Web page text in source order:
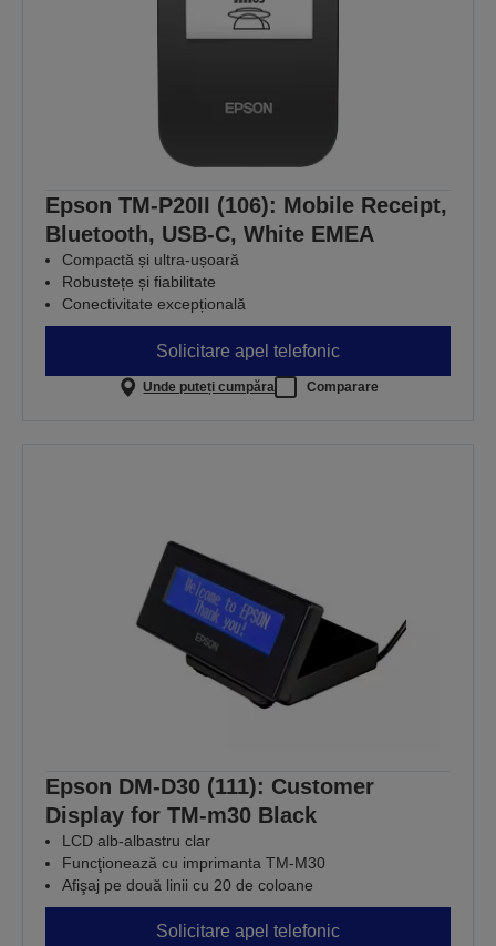
Epson TM-P20II (106): Mobile Receipt,
Bluetooth, USB-C, White EMEA
Compactă și ultra-ușoară
Robustețe și fiabilitate
Conectivitate excepțională
Solicitare apel telefonic
Unde puteți cumpăra Comparare
Epson DM-D30 (111): Customer
Display for TM-m30 Black
LCD alb-albastru clar
Funcţionează cu imprimanta TM-M30
Afişaj pe două linii cu 20 de coloane
Solicitare apel telefonic